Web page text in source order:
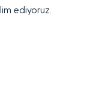
ediyoruz.